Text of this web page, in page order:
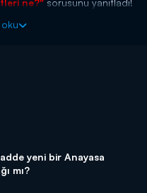
ne?" sorusunu yanıtladı!
yeni bir Anayasa
mı?